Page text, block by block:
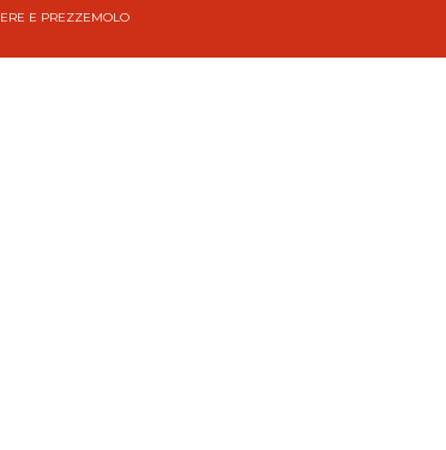
E PREZZEMOLO